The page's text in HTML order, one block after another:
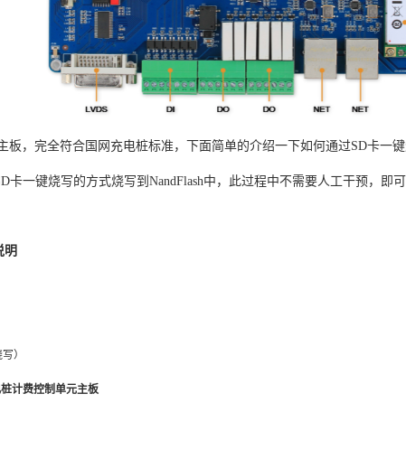
板，完全符合国网 充电桩标准，下面简单的介绍一下如何通过SD卡一键
一键烧写的方式烧写到NandFlash中，此过程中不需要人工干预，即
明
）
计费控制单元主板